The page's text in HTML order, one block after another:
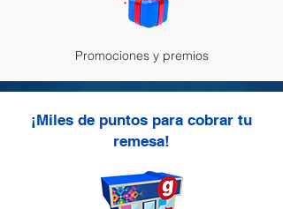
Promociones y premios
¡Miles de puntos para cobrar tu
remesa!